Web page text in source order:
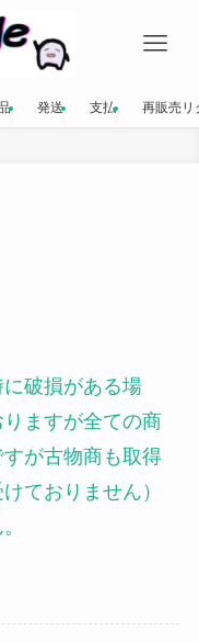
発送 支払 再販売リ
破損がある場
ますが全ての商
が古物商も取得
ておりません）